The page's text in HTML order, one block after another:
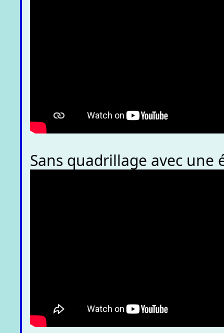
Sans quadrillage avec une